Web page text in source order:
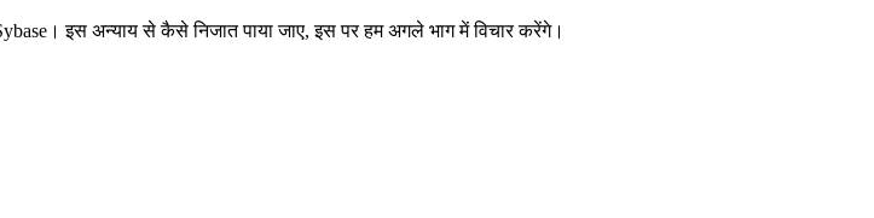
इस अन्याय से कैसे निजात पाया जाए, इस पर हम अगले भाग में विचार करेंगे।